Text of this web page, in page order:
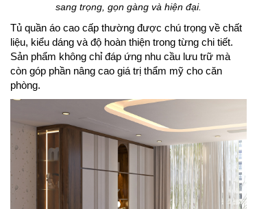
sang trọng, gọn gàng và hiện đại.
Tủ quần áo cao cấp thường được chú trọng về chất
liệu, kiểu dáng và độ hoàn thiện trong từng chi tiết.
Sản phẩm không chỉ đáp ứng nhu cầu lưu trữ mà
còn góp phần nâng cao giá trị thẩm mỹ cho căn
phòng.